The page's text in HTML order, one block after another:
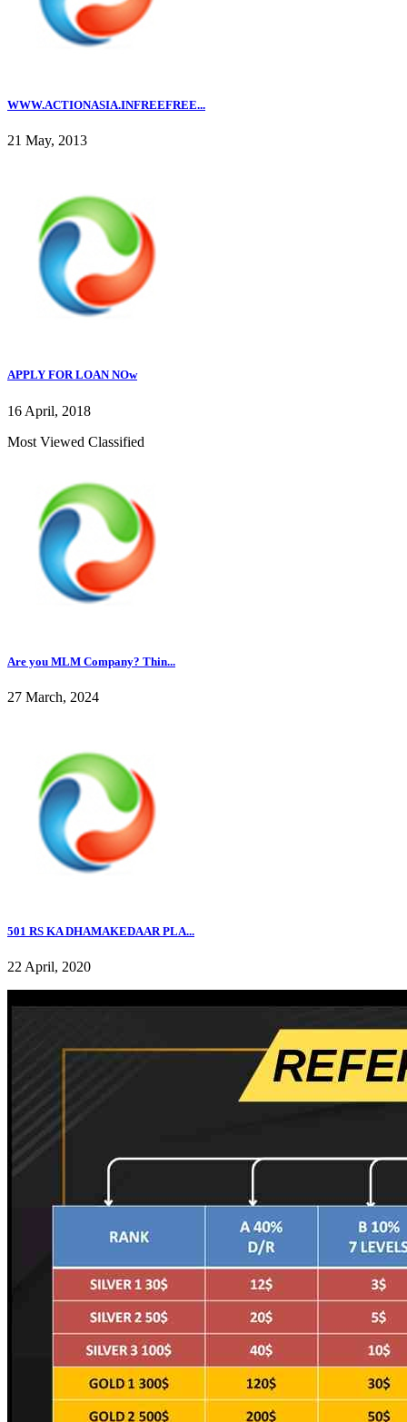
WWW.ACTIONASIA.INFREEFREE...
21 May, 2013
APPLY FOR LOAN NOw
16 April, 2018
Most Viewed Classified
Are you MLM Company? Thin...
27 March, 2024
501 RS KA DHAMAKEDAAR PLA...
22 April, 2020